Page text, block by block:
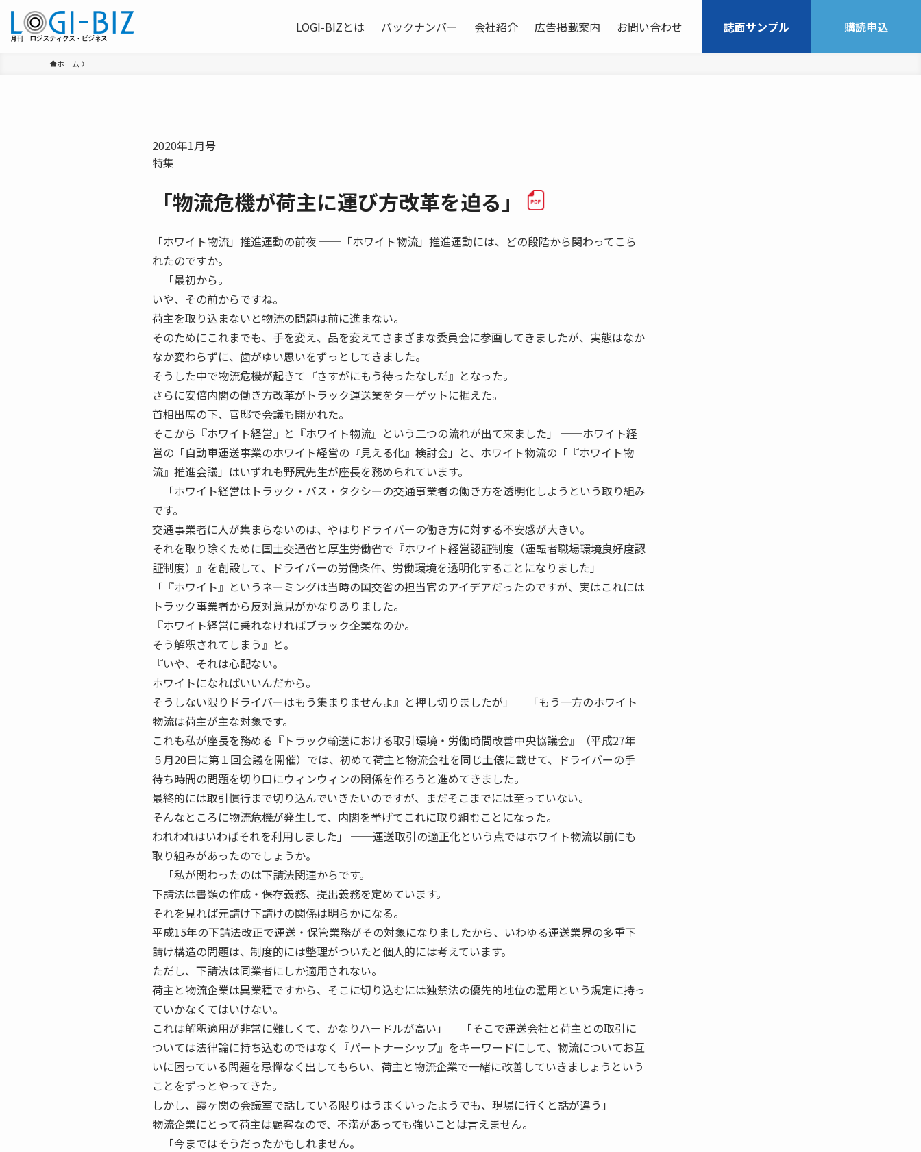
LOGI-BIZとは バックナンバー 会社紹介 広告掲載案内 お問い合わせ 誌面サンプル 購読申込
ホーム
2020年1月号
特集
「物流危機が荷主に運び方改革を迫る」
「ホワイト物流」推進運動の前夜 ──「ホワイト物流」推進運動には、どの段階から関わってこら
れたのですか。
「最初から。
いや、その前からですね。
荷主を取り込まないと物流の問題は前に進まない。
そのためにこれまでも、手を変え、品を変えてさまざまな委員会に参画してきましたが、実態はなか
なか変わらずに、歯がゆい思いをずっとしてきました。
そうした中で物流危機が起きて『さすがにもう待ったなしだ』となった。
さらに安倍内閣の働き方改革がトラック運送業をターゲットに据えた。
首相出席の下、官邸で会議も開かれた。
そこから『ホワイト経営』と『ホワイト物流』という二つの流れが出て来ました」 ──ホワイト経
営の「自動車運送事業のホワイト経営の『見える化』検討会」と、ホワイト物流の「『ホワイト物
流』推進会議」はいずれも野尻先生が座長を務められています。
「ホワイト経営はトラック・バス・タクシーの交通事業者の働き方を透明化しようという取り組み
です。
交通事業者に人が集まらないのは、やはりドライバーの働き方に対する不安感が大きい。
それを取り除くために国土交通省と厚生労働省で『ホワイト経営認証制度（運転者職場環境良好度認
証制度）』を創設して、ドライバーの労働条件、労働環境を透明化することになりました」
「『ホワイト』というネーミングは当時の国交省の担当官のアイデアだったのですが、実はこれには
トラック事業者から反対意見がかなりありました。
『ホワイト経営に乗れなければブラック企業なのか。
そう解釈されてしまう』と。
『いや、それは心配ない。
ホワイトになればいいんだから。
そうしない限りドライバーはもう集まりませんよ』と押し切りましたが」 「もう一方のホワイト
物流は荷主が主な対象です。
これも私が座長を務める『トラック輸送における取引環境・労働時間改善中央協議会』（平成27年
５月20日に第１回会議を開催）では、初めて荷主と物流会社を同じ土俵に載せて、ドライバーの手
待ち時間の問題を切り口にウィンウィンの関係を作ろうと進めてきました。
最終的には取引慣行まで切り込んでいきたいのですが、まだそこまでには至っていない。
そんなところに物流危機が発生して、内閣を挙げてこれに取り組むことになった。
われわれはいわばそれを利用しました」 ──運送取引の適正化という点ではホワイト物流以前にも
取り組みがあったのでしょうか。
「私が関わったのは下請法関連からです。
下請法は書類の作成・保存義務、提出義務を定めています。
それを見れば元請け下請けの関係は明らかになる。
平成15年の下請法改正で運送・保管業務がその対象になりましたから、いわゆる運送業界の多重下
請け構造の問題は、制度的には整理がついたと個人的には考えています。
ただし、下請法は同業者にしか適用されない。
荷主と物流企業は異業種ですから、そこに切り込むには独禁法の優先的地位の濫用という規定に持っ
ていかなくてはいけない。
これは解釈適用が非常に難しくて、かなりハードルが高い」 「そこで運送会社と荷主との取引に
ついては法律論に持ち込むのではなく『パートナーシップ』をキーワードにして、物流についてお互
いに困っている問題を忌憚なく出してもらい、荷主と物流企業で一緒に改善していきましょうという
ことをずっとやってきた。
しかし、霞ヶ関の会議室で話している限りはうまくいったようでも、現場に行くと話が違う」 ──
物流企業にとって荷主は顧客なので、不満があっても強いことは言えません。
「今まではそうだったかもしれません。